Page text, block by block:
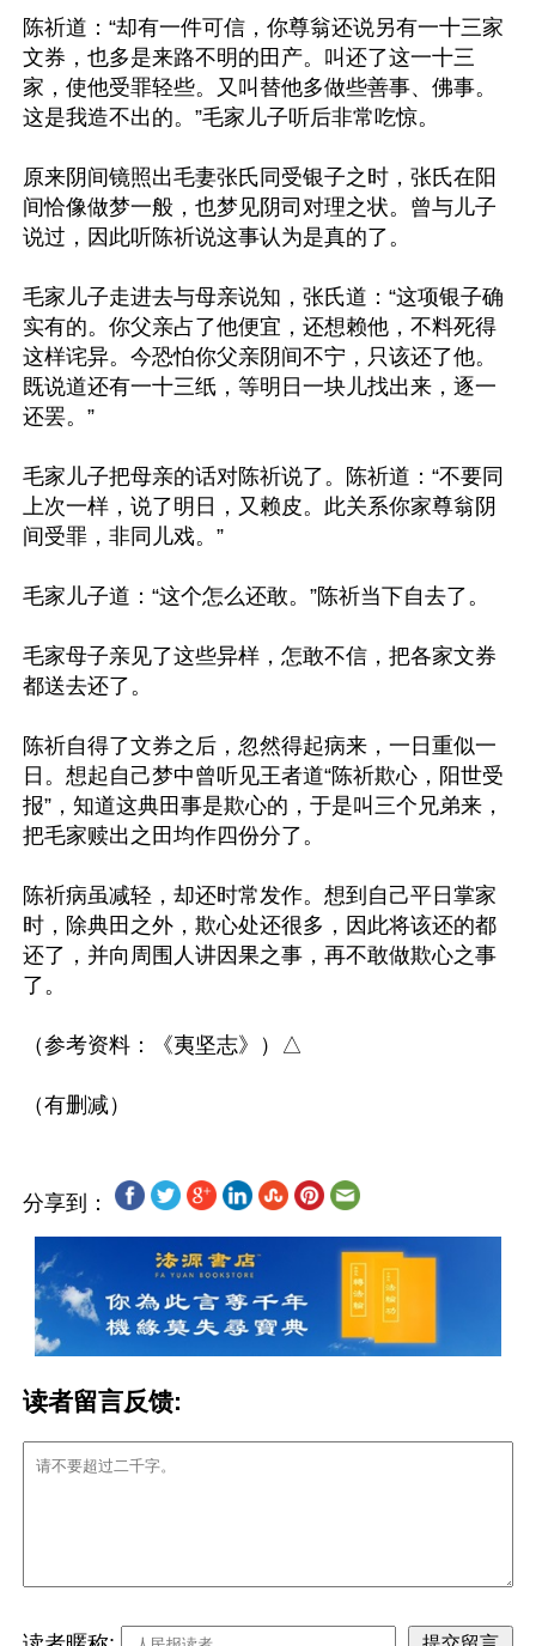
陈祈道：“却有一件可信，你尊翁还说另有一十三家
文券，也多是来路不明的田产。叫还了这一十三
家，使他受罪轻些。又叫替他多做些善事、佛事。
这是我造不出的。”毛家儿子听后非常吃惊。
原来阴间镜照出毛妻张氏同受银子之时，张氏在阳
间恰像做梦一般，也梦见阴司对理之状。曾与儿子
说过，因此听陈祈说这事认为是真的了。
毛家儿子走进去与母亲说知，张氏道：“这项银子确
实有的。你父亲占了他便宜，还想赖他，不料死得
这样诧异。今恐怕你父亲阴间不宁，只该还了他。
既说道还有一十三纸，等明日一块儿找出来，逐一
还罢。”
毛家儿子把母亲的话对陈祈说了。陈祈道：“不要同
上次一样，说了明日，又赖皮。此关系你家尊翁阴
间受罪，非同儿戏。”
毛家儿子道：“这个怎么还敢。”陈祈当下自去了。
毛家母子亲见了这些异样，怎敢不信，把各家文券
都送去还了。
陈祈自得了文券之后，忽然得起病来，一日重似一
日。想起自己梦中曾听见王者道“陈祈欺心，阳世受
报”，知道这典田事是欺心的，于是叫三个兄弟来，
把毛家赎出之田均作四份分了。
陈祈病虽减轻，却还时常发作。想到自己平日掌家
时，除典田之外，欺心处还很多，因此将该还的都
还了，并向周围人讲因果之事，再不敢做欺心之事
了。
（参考资料：《夷坚志》）△
分享到：
读者留言反馈: